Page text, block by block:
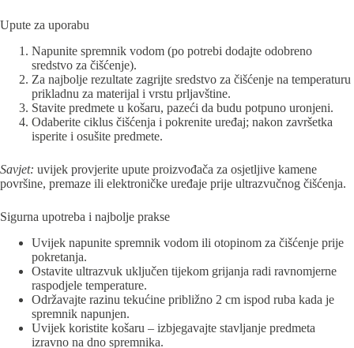
Upute za uporabu
Napunite spremnik vodom (po potrebi dodajte odobreno
sredstvo za čišćenje).
Za najbolje rezultate zagrijte sredstvo za čišćenje na temperaturu
prikladnu za materijal i vrstu prljavštine.
Stavite predmete u košaru, pazeći da budu potpuno uronjeni.
Odaberite ciklus čišćenja i pokrenite uređaj; nakon završetka
isperite i osušite predmete.
Savjet: uvijek provjerite upute proizvođača za osjetljive kamene
površine, premaze ili elektroničke uređaje prije ultrazvučnog čišćenja.
Sigurna upotreba i najbolje prakse
Uvijek napunite spremnik vodom ili otopinom za čišćenje prije
pokretanja.
Ostavite ultrazvuk uključen tijekom grijanja radi ravnomjerne
raspodjele temperature.
Održavajte razinu tekućine približno 2 cm ispod ruba kada je
spremnik napunjen.
Uvijek koristite košaru – izbjegavajte stavljanje predmeta
izravno na dno spremnika.